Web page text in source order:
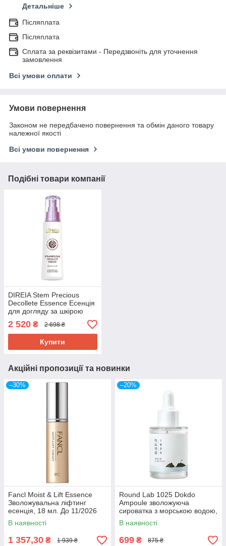
Детальніше
Післяплата
Післяплата
Сплата за реквізитами - Передзвоніть для уточнення
замовлення
Всі умови оплати
Умови повернення
Законом не передбачено повернення та обмін даного товару
належної якості
Всі умови повернення
Подібні товари компанії
DIREIA Stem Precious
Decollete Essence Есенція
для догляду за шкірою
грудей та зоною декольте,
80 мл
2 520 ₴ 2 698 ₴
Купити
Акційні пропозиції та новинки
–30%
Fancl Moist & Lift Essence
Зволожувальна ліфтинг
есенція, 18 мл. До 11/2026
В наявності
1 357,30 ₴ 1 939 ₴
–20%
Round Lab 1025 Dokdo
Ampoule зволожуюча
сироватка з морською водою,
45 мл. До 11/2026
В наявності
699 ₴ 875 ₴